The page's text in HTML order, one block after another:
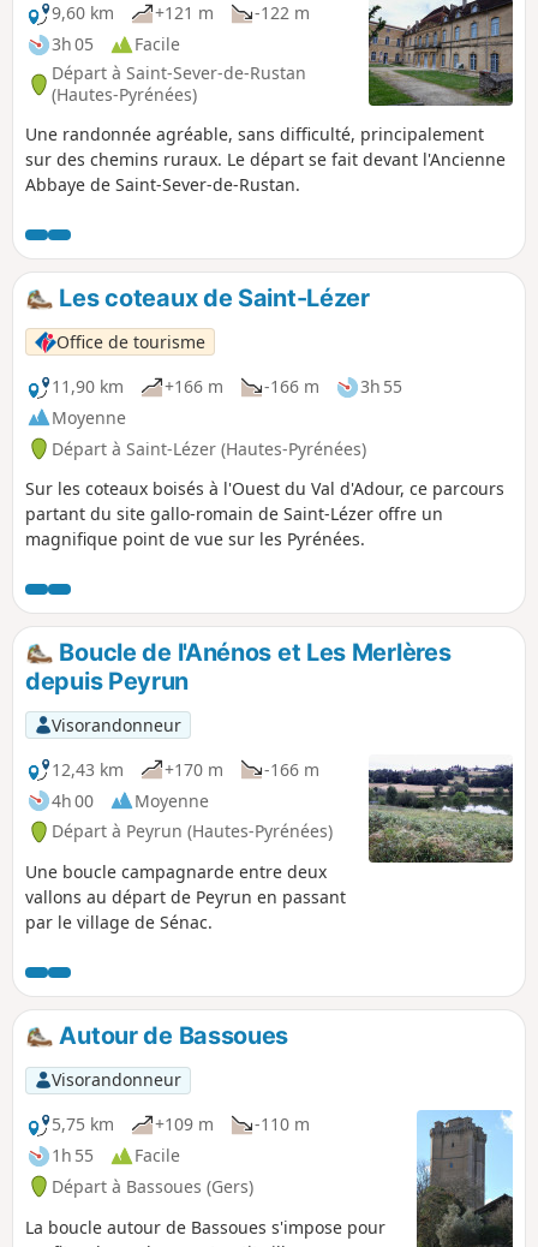
9,60 km +121 m
-122 m
3h 05
Facile
Départ à Saint-Sever-de-Rustan
(Hautes-Pyrénées)
Une randonnée agréable, sans difficulté, principalement
sur des chemins ruraux. Le départ se fait devant l'Ancienne
Abbaye de Saint-Sever-de-Rustan.
Les coteaux de Saint-Lézer
Office de tourisme
11,90 km
+166 m -166 m
3h 55
Moyenne
Départ à Saint-Lézer (Hautes-Pyrénées)
Sur les coteaux boisés à l'Ouest du Val d'Adour, ce parcours
partant du site gallo-romain de Saint-Lézer offre un
magnifique point de vue sur les Pyrénées.
Boucle de l'Anénos et Les Merlères
depuis Peyrun
Visorandonneur
12,43 km
+170 m
-166 m
4h 00
Moyenne
Départ à Peyrun (Hautes-Pyrénées)
Une boucle campagnarde entre deux
vallons au départ de Peyrun en passant
par le village de Sénac.
Autour de Bassoues
Visorandonneur
5,75 km
+109 m
-110 m
1h 55
Facile
Départ à Bassoues (Gers)
La boucle autour de Bassoues s'impose pour